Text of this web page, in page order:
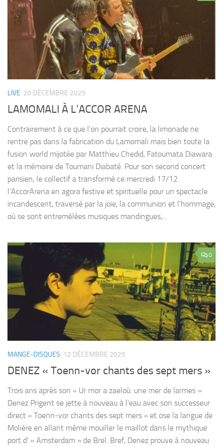
LIVE 20 DÉCEMBRE 2025
LAMOMALI À L’ACCOR ARENA
Contrairement à ce que l’on pourrait croire, la limonade ne
rentre pas dans la fabrication du Lamomali mais bien toute la
fusion world mijotée par Matthieu Chedid, Fatoumata Diawara
et la mémoire de Toumani Diabaté. Pour son second concert
parisien, le collectif a transformé ce mercredi 17/12
l’AccorArena en agora festive et spirituelle pour un spectacle
incandescent, traversé par la joie, la communion et l’hommage,
où se sont entremêlées musiques mandingues,...
0
MANGE-DISQUES 12 DÉCEMBRE 2025
DENEZ « Toenn-vor chants des sept mers »
Trois ans après son « Ur mor a zaeloù: une mer de larmes »
Denez Prigent se jette à nouveau à l’eau avec son successeur
direct « Toenn-vor chants des sept mers » et ose la langue de
Molière en allant même mouiller le maillot dans le mythique
port d’ « Amsterdam » de Brel. Bref, Denez prouve à nouveau